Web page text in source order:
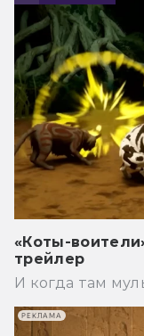
«Коты-
трейлер
И когда там
РЕКЛАМА